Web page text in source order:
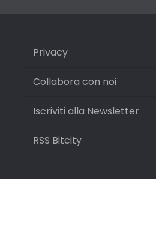
Privacy
Collabora con noi
Iscriviti alla Newsletter
RSS Bitcity